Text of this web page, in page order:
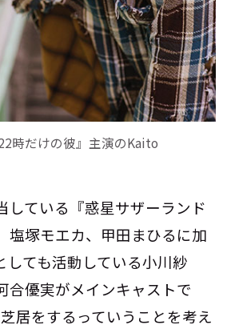
時だけの彼』主演のKaito
している『惑星サザーランド
塩塚モエカ、甲田まひるに加
しても活動している小川紗
合優実がメインキャストで
居をするっていうことを考え